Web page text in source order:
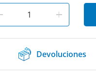
Devoluciones